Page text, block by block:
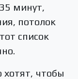
минут,
потолок
список
хотят, чтобы